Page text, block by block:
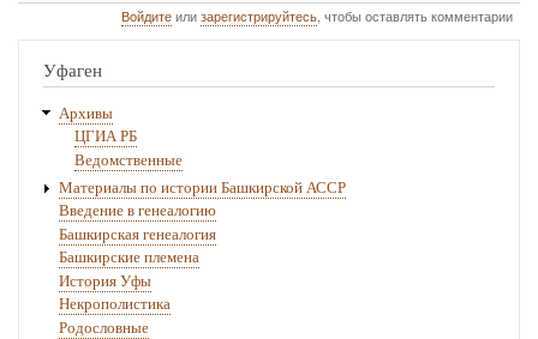
XVIII
встречающиеся
сборнике
Войдитеилизарегистрируйтесь, чтобы оставлять комментарии
Уфаген
Архивы
ЦГИА РБ
Ведомственные
Материалы по истории Башкирской АССР
Введение в генеалогию
Башкирская генеалогия
Башкирские племена
История Уфы
Некрополистика
Родословные